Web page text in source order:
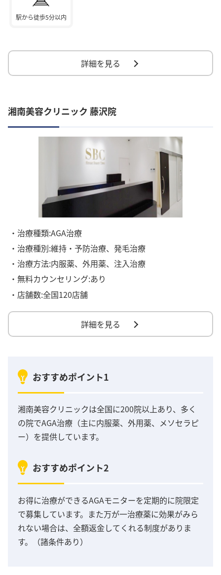
駅から徒歩5分以内
詳細を見る
湘南美容クリニック 藤沢院
・治療種類:AGA治療
・治療種別:維持・予防治療、発毛治療
・治療方法:内服薬、外用薬、注入治療
・無料カウンセリング:あり
・店舗数:全国120店舗
詳細を見る
おすすめポイント1
湘南美容クリニックは全国に200院以上あり、多く
の院でAGA治療（主に内服薬、外用薬、メソセラピ
ー）を提供しています。
おすすめポイント2
お得に治療ができるAGAモニターを定期的に院限定
で募集しています。また万が一治療薬に効果がみら
れない場合は、全額返金してくれる制度がありま
す。（諸条件あり）